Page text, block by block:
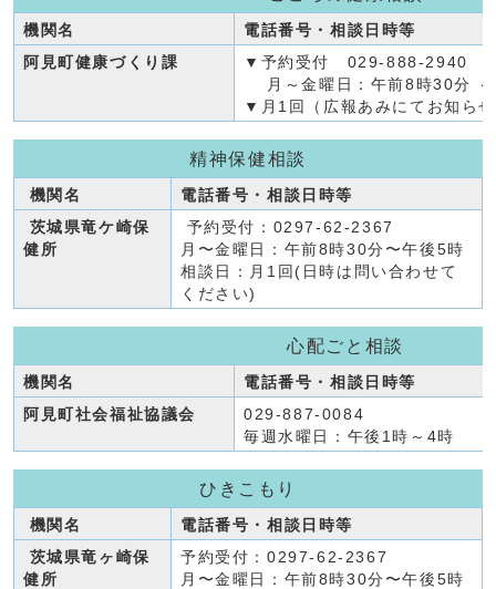
機関名
電話番号・相談日時等
阿見町健康づくり課
▼予約受付 029-888-2940
月～金曜日：午前8時30分
▼月1回（広報あみにてお知ら
精神保健相談
機関名
電話番号・相談日時等
茨城県竜ケ崎保
健所
予約受付：0297-62-2367
月〜金曜日：午前8時30分〜午後5時
相談日：月1回(日時は問い合わせて
ください)
心配ごと相談
機関名
電話番号・相談日時等
阿見町社会福祉協議会
029-887-0084
毎週水曜日：午後1時～4時
ひきこもり
機関名
電話番号・相談日時等
茨城県竜ヶ崎保
健所
予約受付：0297-62-2367
月〜金曜日：午前8時30分〜午後5時